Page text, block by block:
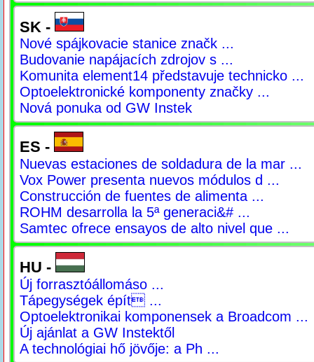
SK -
Nové spájkovacie stanice značk ...
Budovanie napájacích zdrojov s ...
Komunita element14 představuje technicko ...
Optoelektronické komponenty značky ...
Nová ponuka od GW Instek
ES -
Nuevas estaciones de soldadura de la mar ...
Vox Power presenta nuevos módulos d ...
Construcción de fuentes de alimenta ...
ROHM desarrolla la 5ª generaci&# ...
Samtec ofrece ensayos de alto nivel que ...
HU -
Új forrasztóállomáso ...
Tápegységek épít ...
Optoelektronikai komponensek a Broadcom ...
Új ajánlat a GW Instektől
A technológiai hő jövője: a Ph ...